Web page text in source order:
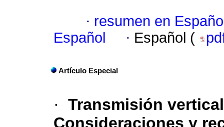
· resumen en
Español
· Español (
Artículo Especial
· Transmisión
Consideraciones y